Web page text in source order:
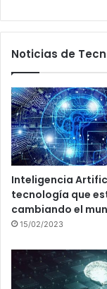
Noticias de
Inteligencia
tecnología que
cambiando el
15/02/2023